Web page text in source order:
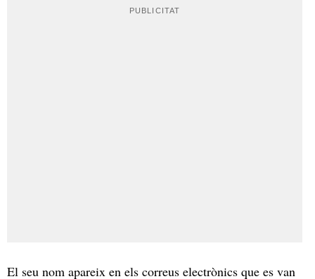
El seu nom apareix en els correus electrònics que es van